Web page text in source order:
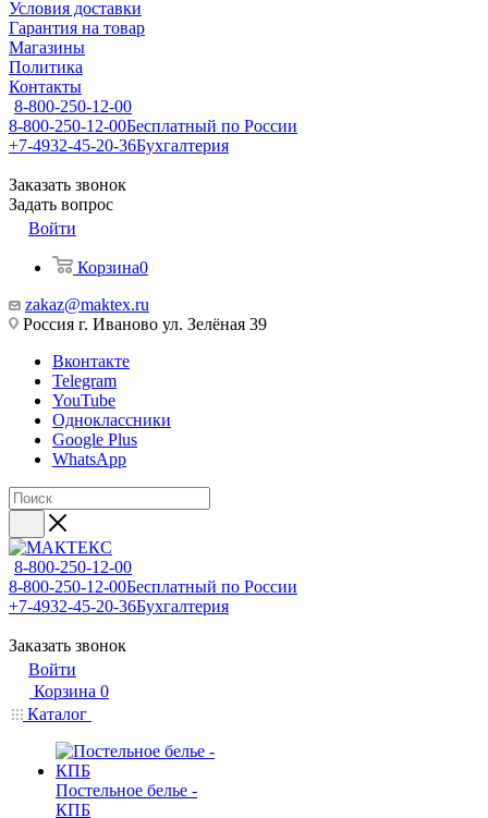
Условия доставки
Гарантия на товар
Магазины
Политика
Контакты
8-800-250-12-00
8-800-250-12-00Бесплатный по России
+7-4932-45-20-36Бухгалтерия
Заказать звонок
Задать вопрос
Войти
Корзина0
zakaz@maktex.ru
Россия г. Иваново ул. Зелёная 39
Вконтакте
Telegram
YouTube
Одноклассники
Google Plus
WhatsApp
8-800-250-12-00
8-800-250-12-00Бесплатный по России
+7-4932-45-20-36Бухгалтерия
Заказать звонок
Войти
Корзина 0
Каталог
Постельное белье -
КПБ